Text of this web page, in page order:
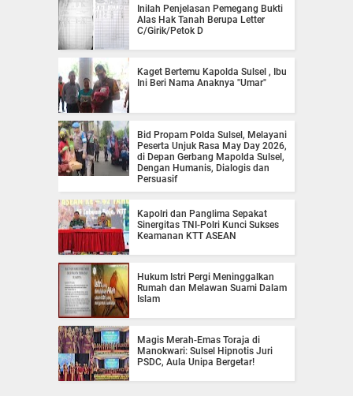
Inilah Penjelasan Pemegang Bukti
Alas Hak Tanah Berupa Letter
C/Girik/Petok D
Kaget Bertemu Kapolda Sulsel , Ibu
Ini Beri Nama Anaknya "Umar"
Bid Propam Polda Sulsel, Melayani
Peserta Unjuk Rasa May Day 2026,
di Depan Gerbang Mapolda Sulsel,
Dengan Humanis, Dialogis dan
Persuasif
Kapolri dan Panglima Sepakat
Sinergitas TNI-Polri Kunci Sukses
Keamanan KTT ASEAN
Hukum Istri Pergi Meninggalkan
Rumah dan Melawan Suami Dalam
Islam
Magis Merah-Emas Toraja di
Manokwari: Sulsel Hipnotis Juri
PSDC, Aula Unipa Bergetar!